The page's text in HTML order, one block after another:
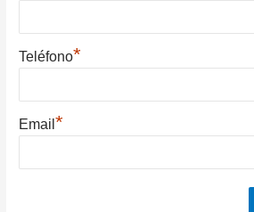
Teléfono*
Email*